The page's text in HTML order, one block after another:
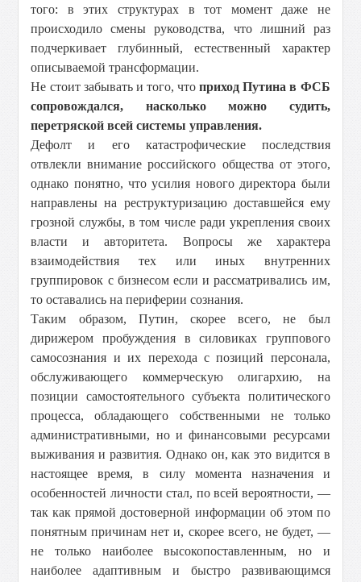
того: в этих структурах в тот момент даже не
происходило смены руководства, что лишний раз
подчеркивает глубинный, естественный характер
описываемой трансформации.
Не стоит забывать и того, чтоприход Путина в ФСБ
сопровождался, насколько можно судить,
перетряской всей системы управления.
Дефолт и его катастрофические последствия
отвлекли внимание российского общества от этого,
однако понятно, что усилия нового директора были
направлены на реструктуризацию доставшейся ему
грозной службы, в том числе ради укрепления своих
власти и авторитета. Вопросы же характера
взаимодействия тех или иных внутренних
группировок с бизнесом если и рассматривались им,
то оставались на периферии сознания.
Таким образом, Путин, скорее всего, не был
дирижером пробуждения в силовиках группового
самосознания и их перехода с позиций персонала,
обслуживающего коммерческую олигархию, на
позиции самостоятельного субъекта политического
процесса, обладающего собственными не только
административными, но и финансовыми ресурсами
выживания и развития. Однако он, как это видится в
настоящее время, в силу момента назначения и
особенностей личности стал, по всей вероятности, —
так как прямой достоверной информации об этом по
понятным причинам нет и, скорее всего, не будет, —
не только наиболее высокопоставленным, но и
наиболее адаптивным и быстро развивающимся